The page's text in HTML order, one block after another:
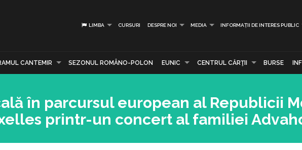
LIMBA CURSURI DESPRE NOI MEDIA INFORMAȚII DE INTERES PUBLIC
CANTEMIR SEZONUL ROMÂNO-POLON EUNIC CENTRUL CĂRŢII BURSE
în parcursul european al Republicii
printr-un concert al familiei